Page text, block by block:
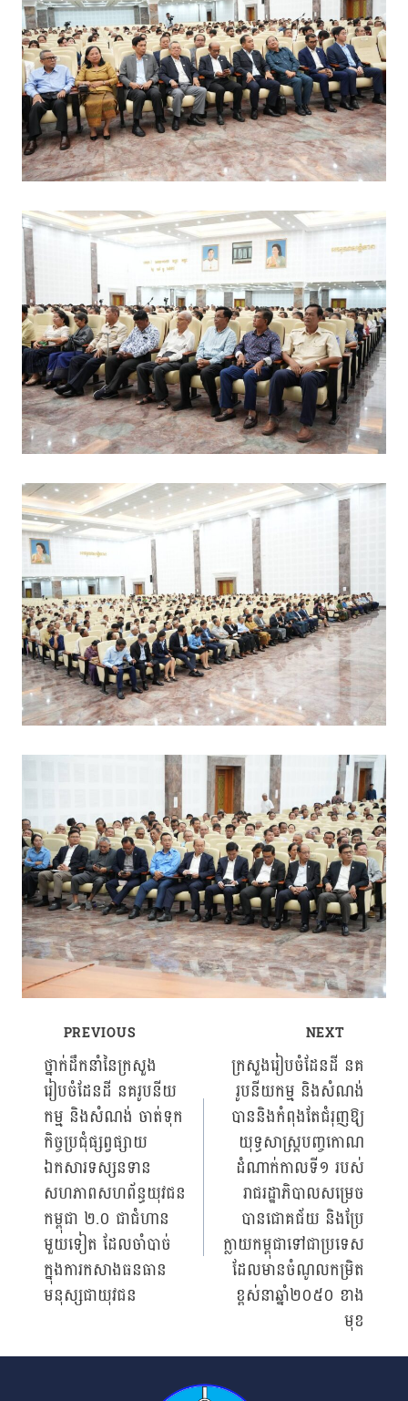
Post
navigation
PREVIOUS
ថ្នាក់ដឹកនាំនៃក្រសួង
រៀបចំដែនដី នគរូបនីយ
កម្ម និងសំណង់ ចាត់ទុក
កិច្ចប្រជុំផ្សព្វផ្សាយ
ឯកសារទស្សនទាន
សហភាពសហព័ន្ធយុវជន
កម្ពុជា ២.០ ជាជំហាន
មួយទៀត ដែលចាំបាច់
ក្នុងការកសាងធនធាន
មនុស្សជាយុវជន
NEXT
ក្រសួងរៀបចំដែនដី នគ
រូបនីយកម្ម និងសំណង់
បាននិងកំពុងតែជំរុញឱ្យ
យុទ្ធសាស្ត្របញ្ចកោណ
ដំណាក់កាលទី១ របស់
រាជរដ្ឋាភិបាលសម្រេច
បានជោគជ័យ និងប្រែ
ក្លាយកម្ពុជាទៅជាប្រទេស
ដែលមានចំណូលកម្រិត
ខ្ពស់នាឆ្នាំ២០៥០ ខាង
មុខ